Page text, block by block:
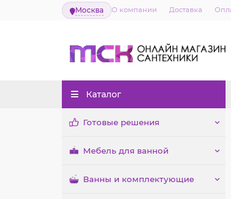
Москва О компании Доставка
Каталог
Готовые решения
Мебель для ванной
Ванны и комплектующие